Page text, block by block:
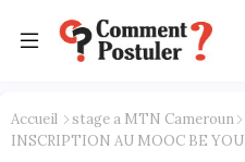
Accueil stage a MTN Cameroun
INSCRIPTION AU MOOC BE